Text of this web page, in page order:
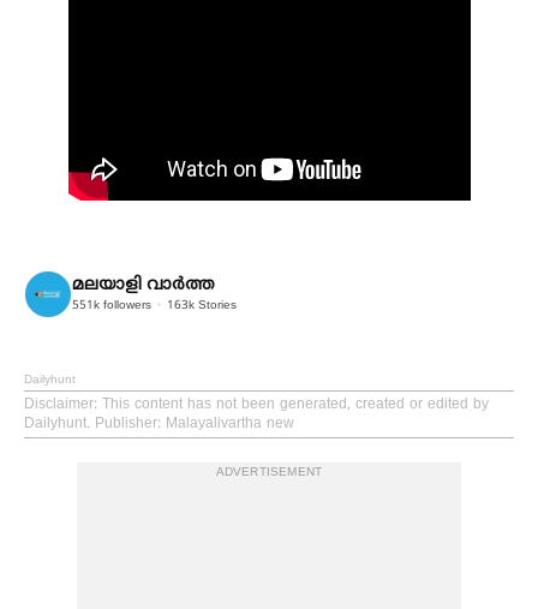
മലയാളി വാര്‍ത്ത
551k followers 163k Stories
Dailyhunt
Disclaimer: This content has not been generated, created or edited by
Dailyhunt. Publisher: Malayalivartha new
ADVERTISEMENT